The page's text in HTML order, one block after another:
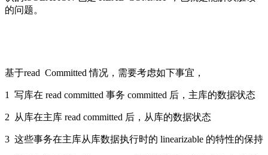
的问题。
基于read Committed 情况，需要考虑如下事宜，
1 写库在 read committed 事务 committed 后，主库的数据状态
2 从库在主库 read committed 后，从库的数据状态
3 这些事务在主库从库数据执行时的 linearizable 的特性的保持